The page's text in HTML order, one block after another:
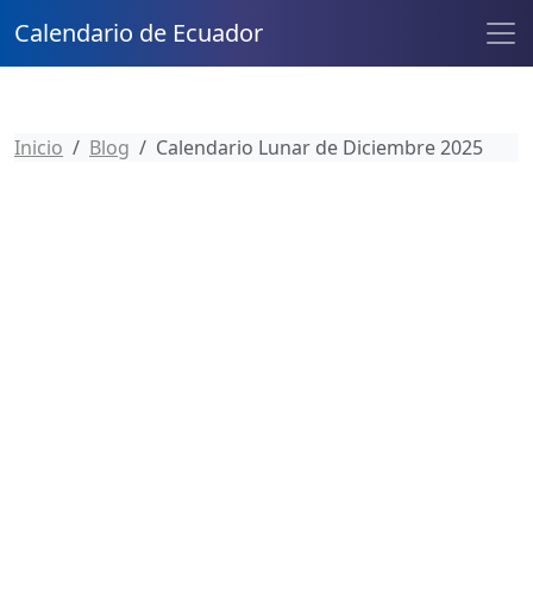
Calendario de Ecuador
Inicio Blog Calendario Lunar de Diciembre 2025